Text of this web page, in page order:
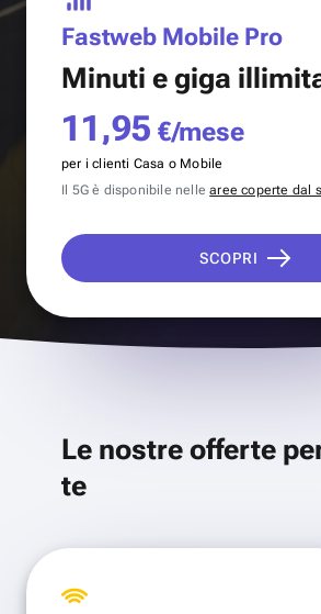
Fastweb Mobile Pro
Minuti e giga
11,95 €/mese
per i clienti Casa o Mobile
Il 5G è disponibile nellearee coperte dal
SCOPRI
Le nostre offerte
te